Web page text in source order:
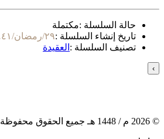
حالة السلسلة :مكتملة
تاريخ إنشاء السلسلة :٢٩/رمضان/١٤٤١
تصنيف السلسلة : العقيدة
›
©
2026 م / 1448 هـ جميع الحقوق محفوظة